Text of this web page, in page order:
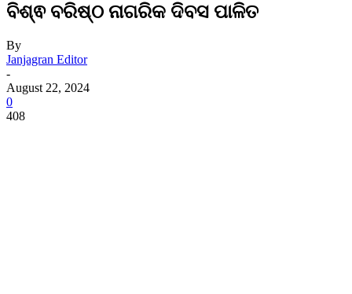
ବିଶ୍ଵ ବରିଷ୍ଠ ନାଗରିକ ଦିବସ ପାଳିତ
By
Janjagran Editor
-
August 22, 2024
0
408